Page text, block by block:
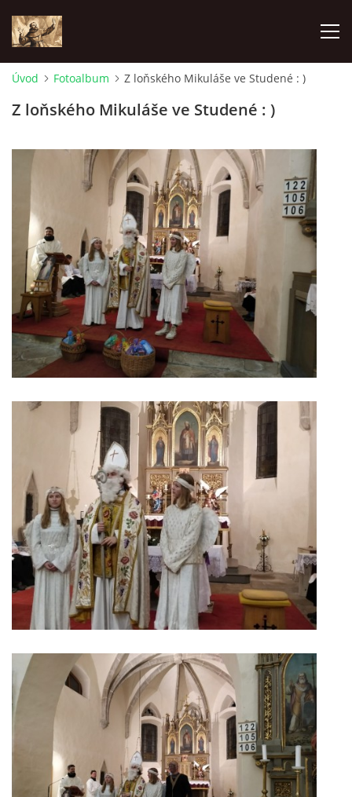
SAMOFINANCOVÁNÍ
PASTORAČNÍ RADA
SPRAVOVANÉ FARNOSTI
HISTORIE FARNOSTÍ
POŘAD BOHOSLUŽEB
BOHOSLUŽBY A KALENDÁŘ FARNÍCH AKCI
AKTUALITY
AKCE
ŽIVOTOPISY SVATÝCH
DUCHOVNÍ SLOVO
ÚVAHA MĚSÍCE
INSPIRACE
M O D L I T B A
Úvod Fotoalbum Z loňského Mikuláše ve Studené : )
Z loňského Mikuláše ve Studené : )